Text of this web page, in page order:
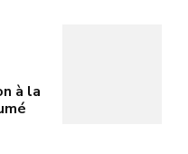
à la